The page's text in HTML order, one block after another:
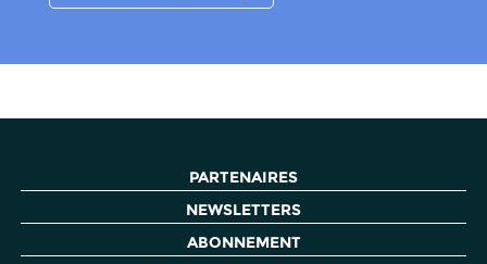
PARTENAIRES
NEWSLETTERS
ABONNEMENT